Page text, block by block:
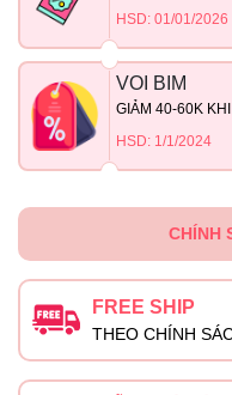
HSD: 01/01/2026
VOI BIM
GIẢM 40-60K
HSD: 1/1/2024
CHÍNH
FREE SHIP
THEO CHÍNH